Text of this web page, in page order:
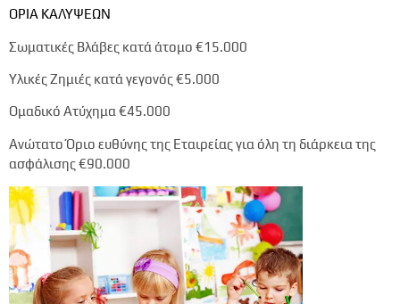
ΟΡΙΑ ΚΑΛΥΨΕΩΝ
Σωματικές Βλάβες κατά άτομο €15.000
Υλικές Ζημιές κατά γεγονός€5.000
Ομαδικό Ατύχημα €45.000
Ανώτατο Όριο ευθύνης της Εταιρείας για όλη τη διάρκεια της
ασφάλισης€90.000